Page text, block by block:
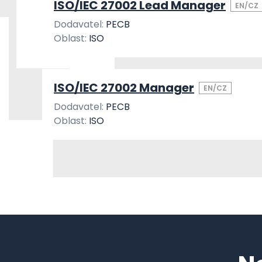
ISO/IEC 27002 Lead Manager EN/CZ
Dodavatel: PECB
Oblast: ISO
ISO/IEC 27002 Manager EN/CZ
Dodavatel: PECB
Oblast: ISO